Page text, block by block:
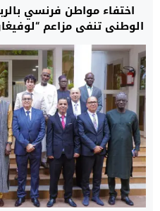
اختفاء مواطن فرنسي
الوطني تنفي مزاعم
البحث وتؤكد أن